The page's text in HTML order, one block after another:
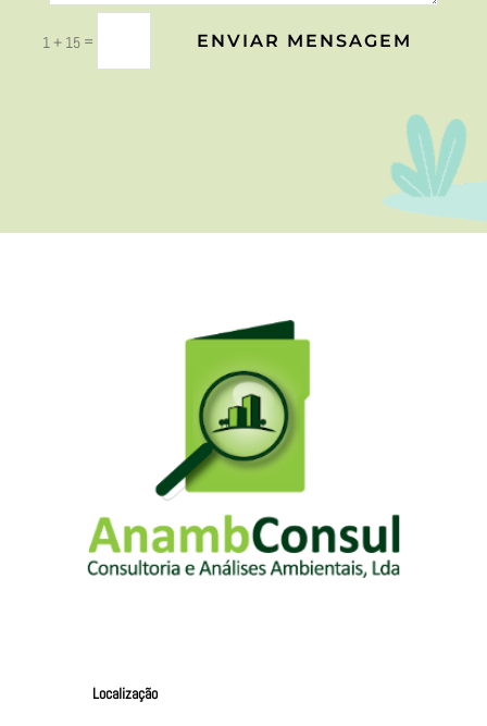
1 + 15 = ENVIAR MENSAGEM
Localização